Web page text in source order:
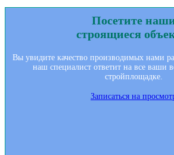
Посетите
строящиеся
Вы увидите качество производимых нами
наш специалист ответит на все ваши
стройплощадке.
Записаться на